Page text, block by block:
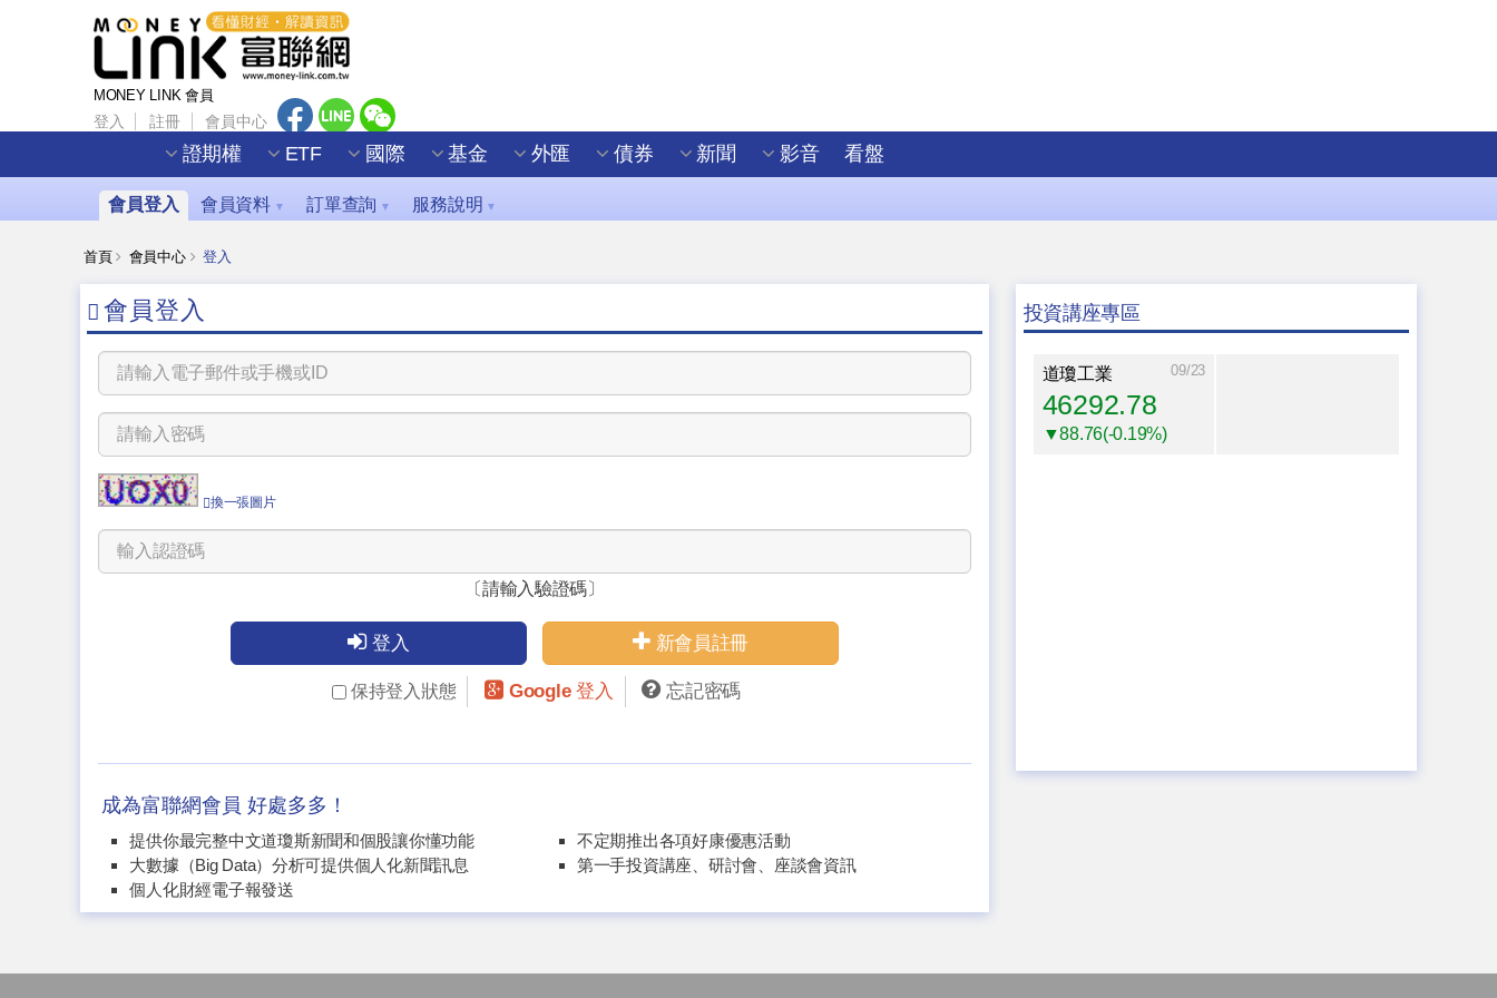
MONEY LINK 會員
登入 註冊 會員中心
證期權 ETF 國際 基金 外匯 債券 新聞 影音 看盤
會員登入 會員資料 ▼ 訂單查詢 ▼ 服務說明 ▼
首頁 會員中心 登入
會員登入
換一張圖片
〔請輸入驗證碼〕
登入 新會員註冊
保持登入狀態 Google 登入 忘記密碼
成為富聯網會員 好處多多！
提供你最完整中文道瓊斯新聞和個股讓你懂功能
大數據（Big Data）分析可提供個人化新聞訊息
個人化財經電子報發送
不定期推出各項好康優惠活動
第一手投資講座、研討會、座談會資訊
投資講座專區
道瓊工業 09/23
46292.78
▼88.76(-0.19%)